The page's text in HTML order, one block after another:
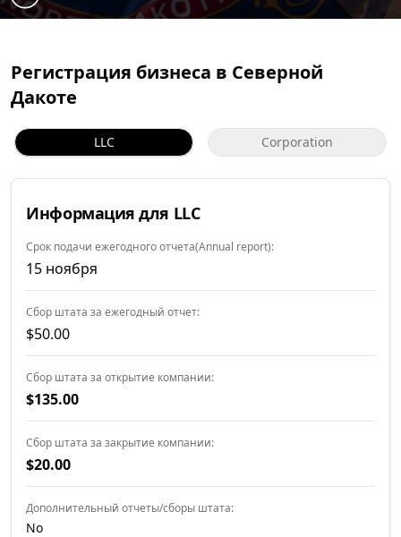
Регистрация бизнеса в Северной
Дакоте
LLC Corporation
Информация для LLC
Срок подачи ежегодного отчета(Annual report):
15 ноября
Сбор штата за ежегодный отчет:
$50.00
Сбор штата за открытие компании:
$135.00
Сбор штата за закрытие компании:
$20.00
Дополнительный отчеты/сборы штата:
No